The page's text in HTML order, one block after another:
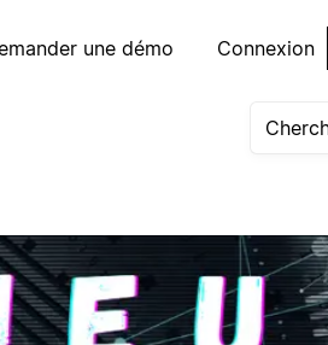
une démo Connexion